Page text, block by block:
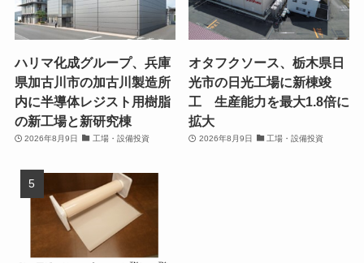
ハリマ化成グループ、兵庫
県加古川市の加古川製造所
内に半導体レジスト用樹脂
の新工場と新研究棟
2026年8月9日 工場・設備投資
オタフクソース、栃木県日
光市の日光工場に新棟竣
工 生産能力を最大1.8倍に
拡大
2026年8月9日 工場・設備投資